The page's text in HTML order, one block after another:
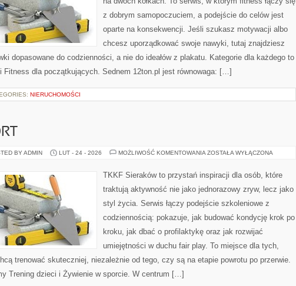
z dobrym samopoczuciem, a podejście do celów jest
oparte na konsekwencji. Jeśli szukasz motywacji albo
chcesz uporządkować swoje nawyki, tutaj znajdziesz
dopasowane do codzienności, a nie do ideałów z plakatu. Kategorie dla każdego to
Fitness dla początkujących. Sednem 12ton.pl jest równowaga: […]
NIERUCHOMOŚCI
BY ADMIN LUT - 24 - 2026 MOŻLIWOŚĆ KOMENTOWANIA SPORT
ZOSTAŁA WYŁĄCZONA
TKKF Sieraków to przystań inspiracji dla osób, które
traktują aktywność nie jako jednorazowy zryw, lecz jako
styl życia. Serwis łączy podejście szkoleniowe z
codziennością: pokazuje, jak budować kondycję krok po
kroku, jak dbać o profilaktykę oraz jak rozwijać
umiejętności w duchu fair play. To miejsce dla tych,
trenować skuteczniej, niezależnie od tego, czy są na etapie powrotu po przerwie.
Trening dzieci i Żywienie w sporcie. W centrum […]